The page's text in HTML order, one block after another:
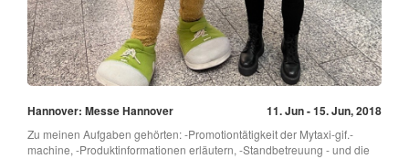
Hannover: Messe Hannover 11. Jun - 15. Jun, 2018
Zu meinen Aufgaben gehörten: -Promotiontätigkeit der Mytaxi-gif.-
machine, -Produktinformationen erläutern, -Standbetreuung - und die